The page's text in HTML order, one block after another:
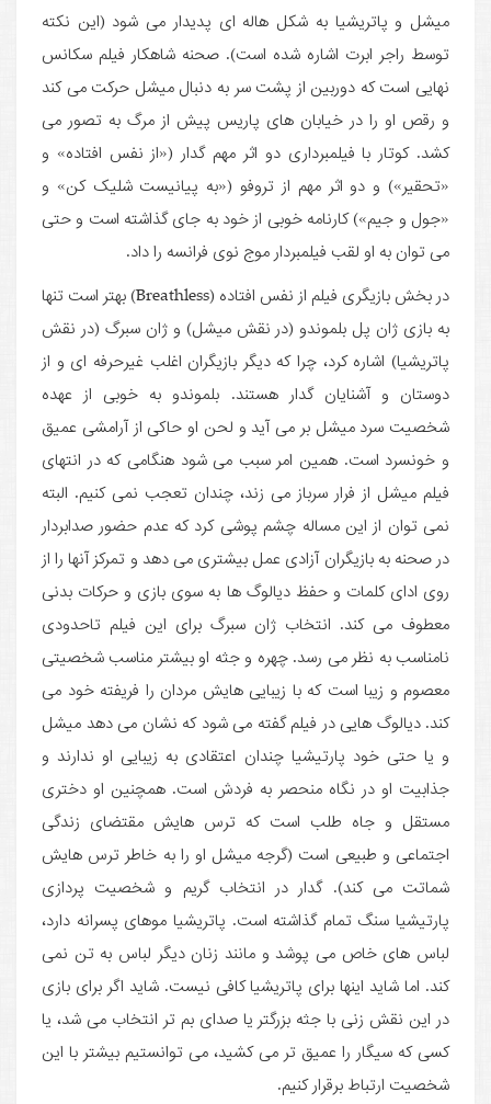
میشل و پاتریشیا به شکل هاله ای پدیدار می شود (این نکته
توسط راجر ابرت اشاره شده است). صحنه شاهکار فیلم سکانس
نهایی است که دوربین از پشت سر به دنبال میشل حرکت می کند
و رقص او را در خیابان های پاریس پیش از مرگ به تصور می
کشد. کوتار با فیلمبرداری دو اثر مهم گدار («از نفس افتاده» و
«تحقیر») و دو اثر مهم از تروفو («به پیانیست شلیک کن» و
«جول و جیم») کارنامه خوبی از خود به جای گذاشته است و حتی
می توان به او لقب فیلمبردار موج نوی فرانسه را داد.
در بخش بازیگری فیلم از نفس افتاده (Breathless) بهتر است تنها
به بازی ژان پل بلموندو (در نقش میشل) و ژان سبرگ (در نقش
پاتریشیا) اشاره کرد، چرا که دیگر بازیگران اغلب غیرحرفه ای و از
دوستان و آشنایان گدار هستند. بلموندو به خوبی از عهده
شخصیت سرد میشل بر می آید و لحن او حاکی از آرامشی عمیق
و خونسرد است. همین امر سبب می شود هنگامی که در انتهای
فیلم میشل از فرار سرباز می زند، چندان تعجب نمی کنیم. البته
نمی توان از این مساله چشم پوشی کرد که عدم حضور صدابردار
در صحنه به بازیگران آزادی عمل بیشتری می دهد و تمرکز آنها را از
روی ادای کلمات و حفظ دیالوگ ها به سوی بازی و حرکات بدنی
معطوف می کند. انتخاب ژان سبرگ برای این فیلم تاحدودی
نامناسب به نظر می رسد. چهره و جثه او بیشتر مناسب شخصیتی
معصوم و زیبا است که با زیبایی هایش مردان را فریفته خود می
کند. دیالوگ هایی در فیلم گفته می شود که نشان می دهد میشل
و یا حتی خود پارتیشیا چندان اعتقادی به زیبایی او ندارند و
جذابیت او در نگاه منحصر به فردش است. همچنین او دختری
مستقل و جاه طلب است که ترس هایش مقتضای زندگی
اجتماعی و طبیعی است (گرجه میشل او را به خاطر ترس هایش
شماتت می کند). گدار در انتخاب گریم و شخصیت پردازی
پارتیشیا سنگ تمام گذاشته است. پاتریشیا موهای پسرانه دارد،
لباس های خاص می پوشد و مانند زنان دیگر لباس به تن نمی
کند. اما شاید اینها برای پاتریشیا کافی نیست. شاید اگر برای بازی
در این نقش زنی با جثه بزرگتر یا صدای بم تر انتخاب می شد، یا
کسی که سیگار را عمیق تر می کشید، می توانستیم بیشتر با این
شخصیت ارتباط برقرار کنیم.